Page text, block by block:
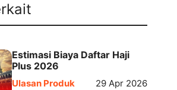
Estimasi Biaya Daftar Haji
Plus 2026
Ulasan Produk 29 Apr 2026